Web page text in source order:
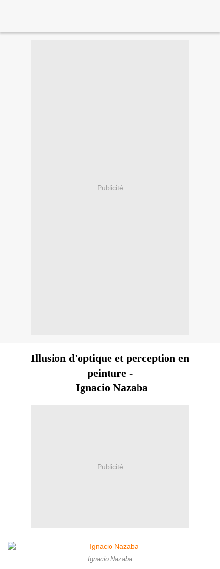
Publicité
Illusion d'optique et perception en
peinture -
Ignacio Nazaba
Publicité
Ignacio Nazaba